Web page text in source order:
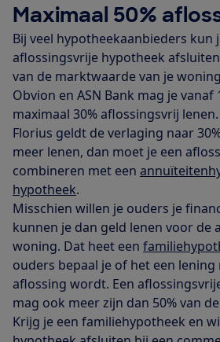
Maximaal 50%
Bij veel hypotheekaanbieders kun
aflossingsvrije hypotheek
van de marktwaarde van je
Obvion en ASN Bank mag je vanaf
maximaal 30% aflossingsvrij
Florius geldt de verlaging naar
meer lenen, dan moet je een
combineren met een
hypotheek.
Misschien willen je ouders je
kunnen je dan geld lenen voor de
woning. Dat heet een
ouders bepaal je of het een
aflossing wordt. Een
mag ook meer zijn dan 50% van
Krijg je een familiehypotheek en